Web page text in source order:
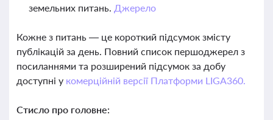
земельних питань. Джерело
Кожне з питань — це короткий підсумок змісту
публікацій за день. Повний список першоджерел з
посиланнями та розширений підсумок за добу
доступні у комерційній версії Платформи LIGA360.
Стисло про головне: